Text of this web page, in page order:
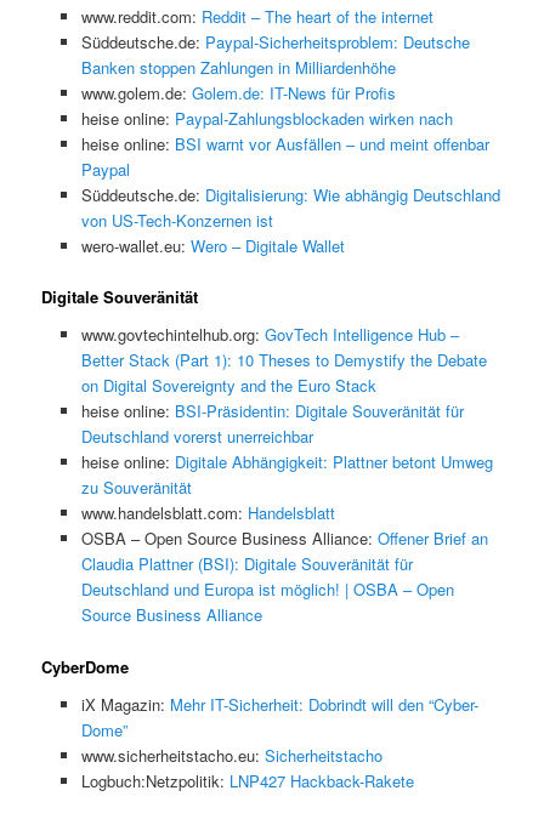
www.reddit.com: Reddit – The heart of the internet
Süddeutsche.de: Paypal-Sicherheitsproblem: Deutsche
Banken stoppen Zahlungen in Milliardenhöhe
www.golem.de: Golem.de: IT-News für Profis
heise online: Paypal-Zahlungsblockaden wirken nach
heise online: BSI warnt vor Ausfällen – und meint offenbar
Paypal
Süddeutsche.de: Digitalisierung: Wie abhängig Deutschland
von US-Tech-Konzernen ist
wero-wallet.eu: Wero – Digitale Wallet
Digitale Souveränität
www.govtechintelhub.org: GovTech Intelligence Hub –
Better Stack (Part 1): 10 Theses to Demystify the Debate
on Digital Sovereignty and the Euro Stack
heise online: BSI-Präsidentin: Digitale Souveränität für
Deutschland vorerst unerreichbar
heise online: Digitale Abhängigkeit: Plattner betont Umweg
zu Souveränität
www.handelsblatt.com: Handelsblatt
OSBA – Open Source Business Alliance: Offener Brief an
Claudia Plattner (BSI): Digitale Souveränität für
Deutschland und Europa ist möglich! | OSBA – Open
Source Business Alliance
CyberDome
iX Magazin: Mehr IT-Sicherheit: Dobrindt will den “Cyber-
Dome”
www.sicherheitstacho.eu: Sicherheitstacho
Logbuch:Netzpolitik: LNP427 Hackback-Rakete